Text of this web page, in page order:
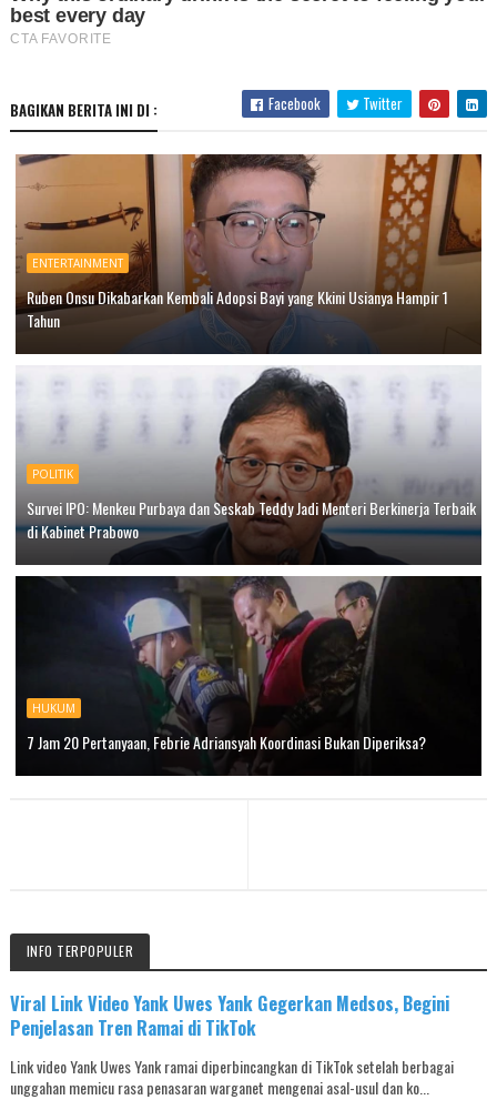
BAGIKAN BERITA INI DI : Facebook Twitter
ENTERTAINMENT
Ruben Onsu Dikabarkan Kembali Adopsi Bayi yang Kkini Usianya Hampir 1
Tahun
POLITIK
Survei IPO: Menkeu Purbaya dan Seskab Teddy Jadi Menteri Berkinerja Terbaik
di Kabinet Prabowo
HUKUM
7 Jam 20 Pertanyaan, Febrie Adriansyah Koordinasi Bukan Diperiksa?
INFO TERPOPULER
Viral Link Video Yank Uwes Yank Gegerkan Medsos, Begini
Penjelasan Tren Ramai di TikTok
Link video Yank Uwes Yank ramai diperbincangkan di TikTok setelah berbagai
unggahan memicu rasa penasaran warganet mengenai asal-usul dan ko...